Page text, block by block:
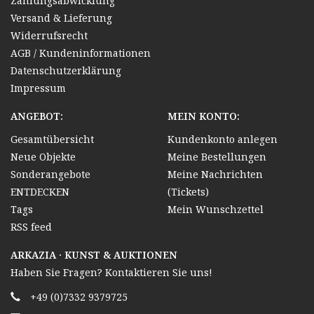
Versand & Lieferung
Widerrufsrecht
AGB / Kundeninformationen
Datenschutzerklärung
Impressum
ANGEBOT:
Gesamtübersicht
Neue Objekte
Sonderangebote
ENTDECKEN
Tags
RSS feed
MEIN KONTO:
Kundenkonto anlegen
Meine Bestellungen
Meine Nachrichten
(Tickets)
Mein Wunschzettel
ARKAZIA · KUNST & AUKTIONEN
Haben Sie Fragen? Kontaktieren Sie uns!
+49 (0)7332 9379725